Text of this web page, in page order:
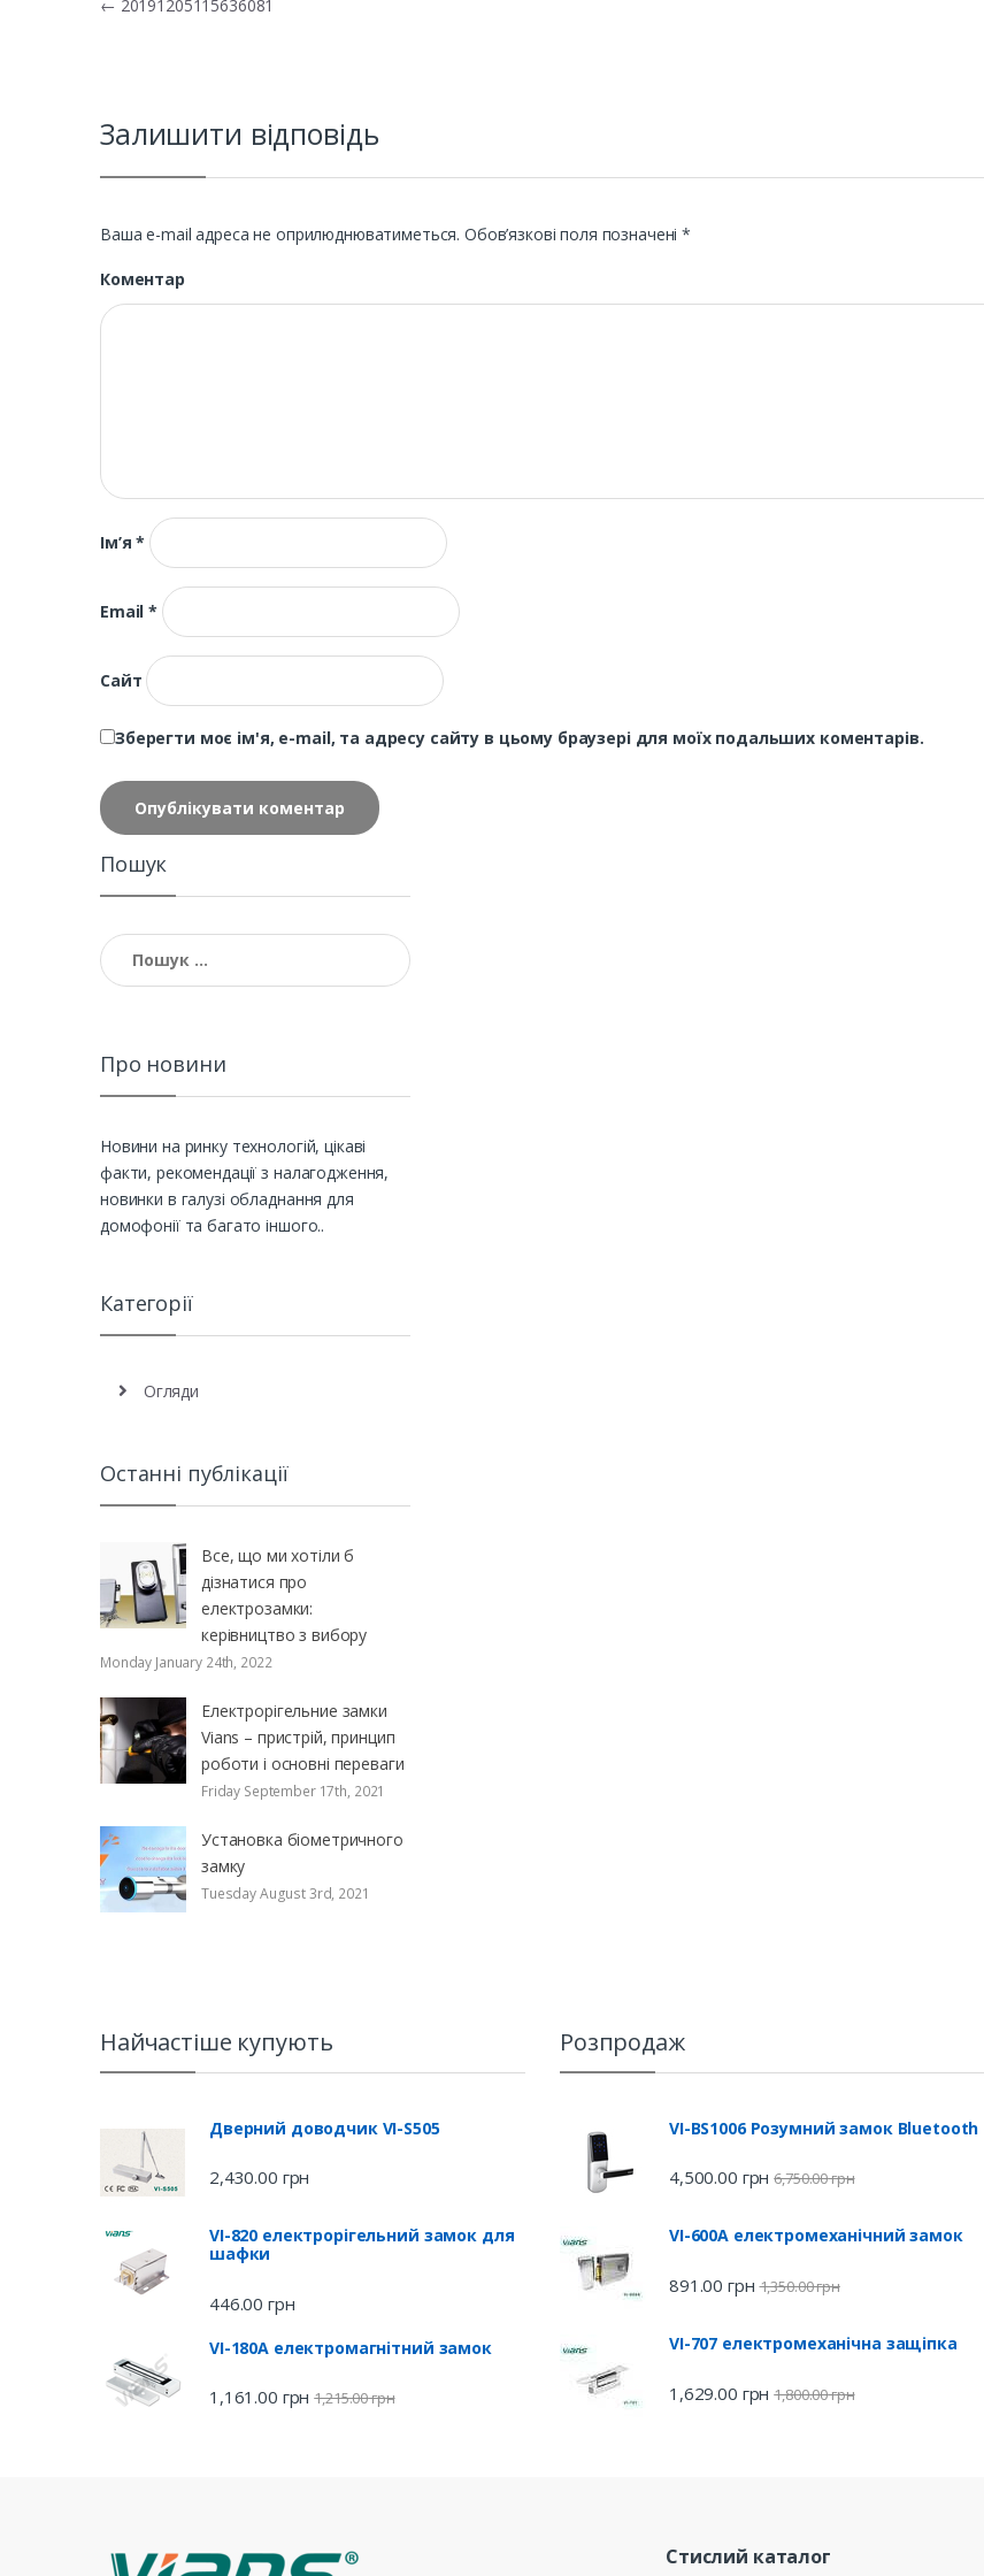
Навігація записів
← 20191205115636081
Залишити відповідь
Ваша e-mail адреса не оприлюднюватиметься. Обов’язкові поля позначені*
Коментар
Ім’я*
Email*
Сайт
Зберегти моє ім'я, e-mail, та адресу сайту в цьому браузері для моїх подальших коментарів.
Пошук
Пошук:
Про новини
Новини на ринку технологій, цікаві
факти, рекомендації з налагодження,
новинки в галузі обладнання для
домофонії та багато іншого..
Категорії
Огляди
Останні публікації
Все, що ми хотіли б
дізнатися про
електрозамки:
керівництво з вибору
Monday January 24th, 2022
Електрорігельние замки
Vians – пристрій, принцип
роботи і основні переваги
Friday September 17th, 2021
Установка біометричного
замку
Tuesday August 3rd, 2021
Найчастіше купують
Дверний доводчик VI-S505
2,430.00 грн
VI-820 електрорігельний замок для
шафки
446.00 грн
VI-180A електромагнітний замок
1,161.00 грн 1,215.00грн
Розпродаж
VI-BS1006 Розумний замок Bluetooth
4,500.00 грн 6,750.00грн
VI-600A електромеханічний замок
891.00 грн 1,350.00грн
VI-707 електромеханічна защіпка
1,629.00 грн 1,800.00грн
Стислий каталог